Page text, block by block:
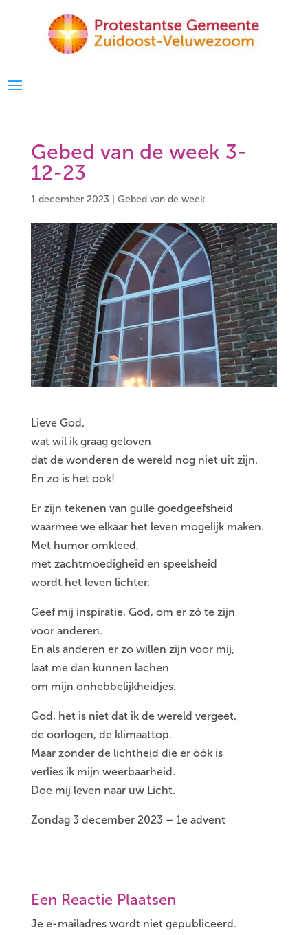
Gebed van de week 3-
12-23
1 december 2023 Gebed van de week
Lieve God,
wat wil ik graag geloven
dat de wonderen de wereld nog niet uit zijn.
En zo is het ook!
Er zijn tekenen van gulle goedgeefsheid
waarmee we elkaar het leven mogelijk maken.
Met humor omkleed,
met zachtmoedigheid en speelsheid
wordt het leven lichter.
Geef mij inspiratie, God, om er zó te zijn
voor anderen.
En als anderen er zo willen zijn voor mij,
laat me dan kunnen lachen
om mijn onhebbelijkheidjes.
God, het is niet dat ik de wereld vergeet,
de oorlogen, de klimaattop.
Maar zonder de lichtheid die er óók is
verlies ik mijn weerbaarheid.
Doe mij leven naar uw Licht.
Zondag 3 december 2023 – 1e advent
Een Reactie Plaatsen
Je e-mailadres wordt niet gepubliceerd.